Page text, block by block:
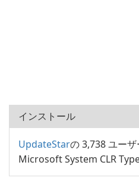
インストール
UpdateStarの 3,738 ユー
Microsoft System CLR